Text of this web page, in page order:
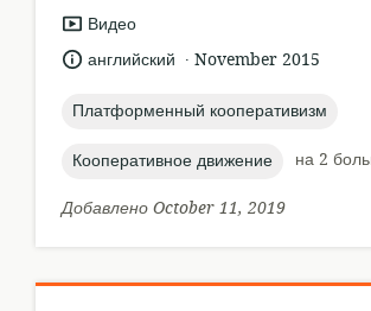
формат
ресурса:
Видео
язык:английский .
опубликовано
November 2015
topic:
Платформенный кооперативизм
topic:
Кооперативное движение
на 2
Добавлено October 11, 2019